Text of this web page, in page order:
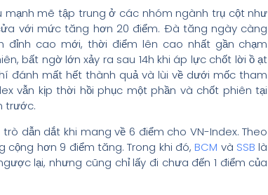
mẽ tập trung ở các nhóm ngành trụ cột như
với mức tăng hơn 20 điểm. Đà tăng ngày càng
đỉnh cao mới, thời điểm lên cao nhất gần chạm
bất ngờ lớn xảy ra sau 14h khi áp lực chốt lời ồ ạt
đánh mất hết thành quả và lùi về dưới mốc tham
vẫn kịp thời hồi phục một phần và chốt phiên tại
trước.
dẫn dắt khi mang về 6 điểm cho VN-Index. Theo
hơn 9 điểm tăng. Trong khi đó, BCM và SSB là
lại, nhưng cũng chỉ lấy đi chưa đến 1 điểm của